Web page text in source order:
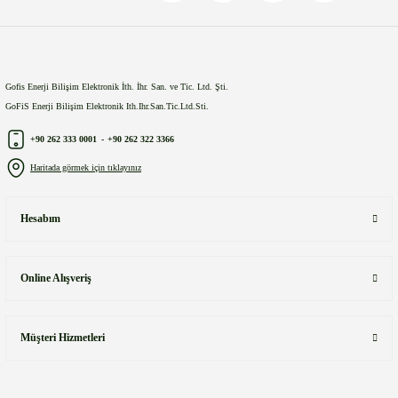
Gofis Enerji Bilişim Elektronik İth. İhr. San. ve Tic. Ltd. Şti.
GoFiS Enerji Bilişim Elektronik Ith.Ihr.San.Tic.Ltd.Sti.
+90 262 333 0001 - +90 262 322 3366
Haritada görmek için tıklayınız
Hesabım
Online Alışveriş
Müşteri Hizmetleri